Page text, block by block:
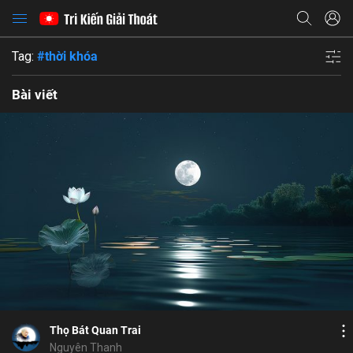
Tag: #thời khóa
Bài viết
thời khóa
Thọ Bát Quan Trai
Nguyên Thanh
Bỏ chọn
Bỏ chọn
Bỏ chọn
Bình luận
Lưu
Họ và tên